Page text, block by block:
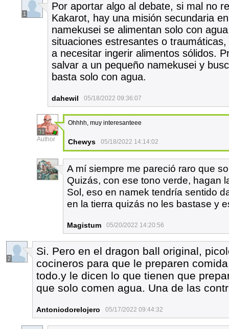
1
Por aportar algo al debate, si mal no
Kakarot, hay una misión secundaria
namekusei se alimentan solo con
situaciones estresantes o
a necesitar ingerir alimentos sólidos.
salvar a un pequeño namekusei y
basta solo con agua.
dahewil 05/18/2022 09:36:07
31
Author
Ohhhh, muy interesanteee
Chewys 05/18/2022 14:14:02
2
A mí siempre me pareció raro que
Quizás, con ese tono verde, hagan
Sol, eso en namek tendría sentido
en la tierra quizás no les bastase y
Magistum 05/20/2022 14:20:56
2
Si. Pero en el dragon ball original,
cocineros para que le preparen
todo.y le dicen lo que tienen que
que solo comen agua. Una de las
Antoniodorelojero 05/17/2022 09:44:32